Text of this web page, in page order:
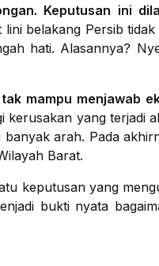
Keputusan ini
belakang Persib
hati. Alasannya?
mampu menjawab
kerusakan yang terjadi
banyak arah. Pada
Barat.
keputusan yang
bukti nyata